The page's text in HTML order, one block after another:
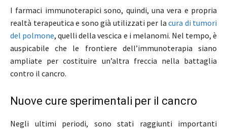
I farmaci immunoterapici sono, quindi, una vera e propria
realtà terapeutica e sono già utilizzati per la cura di tumori
del polmone, quelli della vescica e i melanomi. Nel tempo, è
auspicabile che le frontiere dell’immunoterapia siano
ampliate per costituire un’altra freccia nella battaglia
contro il cancro.
Nuove cure sperimentali per il cancro
Negli ultimi periodi, sono stati raggiunti importanti